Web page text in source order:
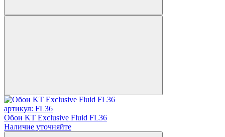
артикул: FL36
Обои KT Exclusive Fluid FL36
Наличие уточняйте